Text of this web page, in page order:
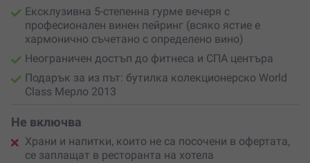
Ексклузивна 5-степенна гурме вечеря с
професионален винен пейринг (всяко ястие е
хармонично съчетано с определено вино)
Неограничен достъп до фитнеса и СПА центъра
Подарък за из път: бутилка колекционерско World
Class Мерло 2013
Не включва
Храни и напитки, които не са посочени в офертата,
се заплащат в ресторанта на хотела